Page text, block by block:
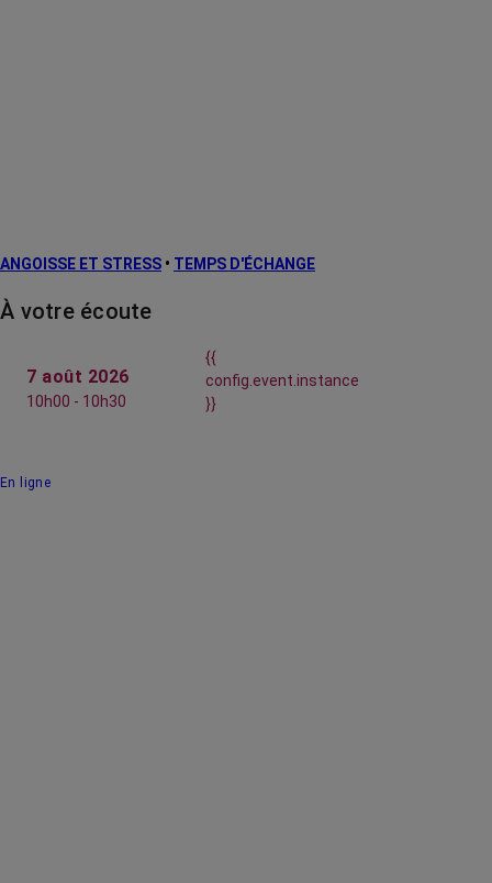
ANGOISSE ET STRESS • TEMPS D'ÉCHANGE
À votre écoute
7 août 2026
10h00 - 10h30
{{
config.event.instance
}}
En ligne